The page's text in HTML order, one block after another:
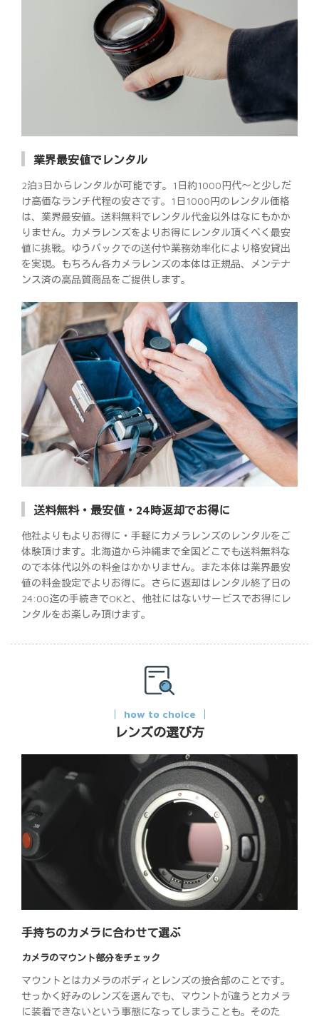
業界最安値でレンタル
2泊3日からレンタルが可能です。1日約1000円代～と少しだ
け高価なランチ代程の安さです。1日1000円のレンタル価格
は、業界最安値。送料無料でレンタル代金以外はなにもかか
りません。カメラレンズをよりお得にレンタル頂くべく最安
値に挑戦。ゆうパックでの送付や業務効率化により格安貸出
を実現。もちろん各カメラレンズの本体は正規品、メンテナ
ンス済の高品質商品をご提供します。
送料無料・最安値・24時返却でお得に
他社よりもよりお得に・手軽にカメラレンズのレンタルをご
体験頂けます。北海道から沖縄まで全国どこでも送料無料な
ので本体代以外の料金はかかりません。また本体は業界最安
値の料金設定でよりお得に。さらに返却はレンタル終了日の
24:00迄の手続きでOKと、他社にはないサービスでお得にレ
ンタルをお楽しみ頂けます。
how to choice
レンズの選び方
手持ちのカメラに合わせて選ぶ
カメラのマウント部分をチェック
マウントとはカメラのボディとレンズの接合部のことです。
せっかく好みのレンズを選んでも、マウントが違うとカメラ
に装着できないという事態になってしまうことも。そのた